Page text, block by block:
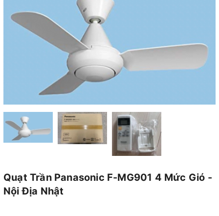
Quạt Trần Panasonic F-MG901 4 Mức Gió -
Nội Địa Nhật